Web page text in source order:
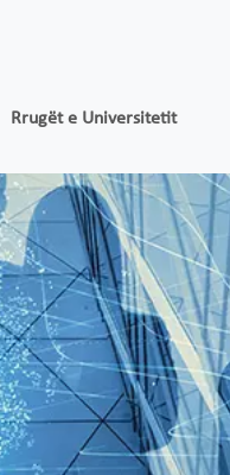
Rrugët e Universitetit